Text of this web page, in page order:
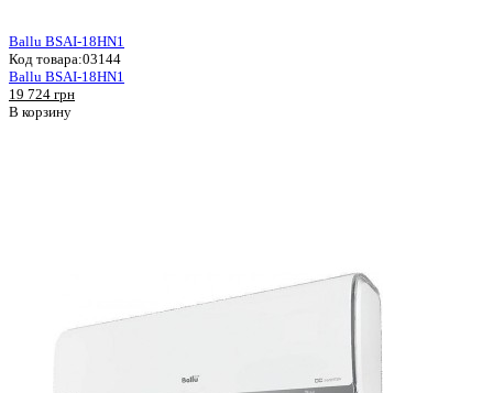
Ballu BSAI-18HN1
Код товара:03144
Ballu BSAI-18HN1
19 724 грн
В корзину